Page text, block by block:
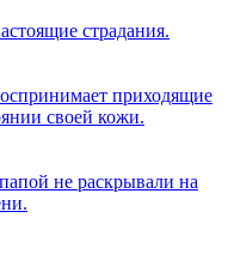
страдания.
приходящие
своей кожи.
не раскрывали на